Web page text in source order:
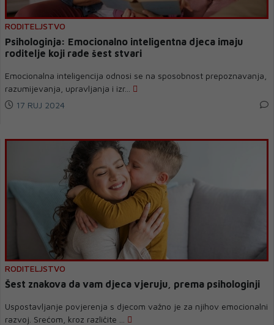
RODITELJSTVO
Psihologinja: Emocionalno inteligentna djeca imaju
roditelje koji rade šest stvari
Emocionalna inteligencija odnosi se na sposobnost prepoznavanja,
razumijevanja, upravljanja i izr...
17 RUJ 2024
RODITELJSTVO
Šest znakova da vam djeca vjeruju, prema psihologinji
Uspostavljanje povjerenja s djecom važno je za njihov emocionalni
razvoj. Srećom, kroz različite ...